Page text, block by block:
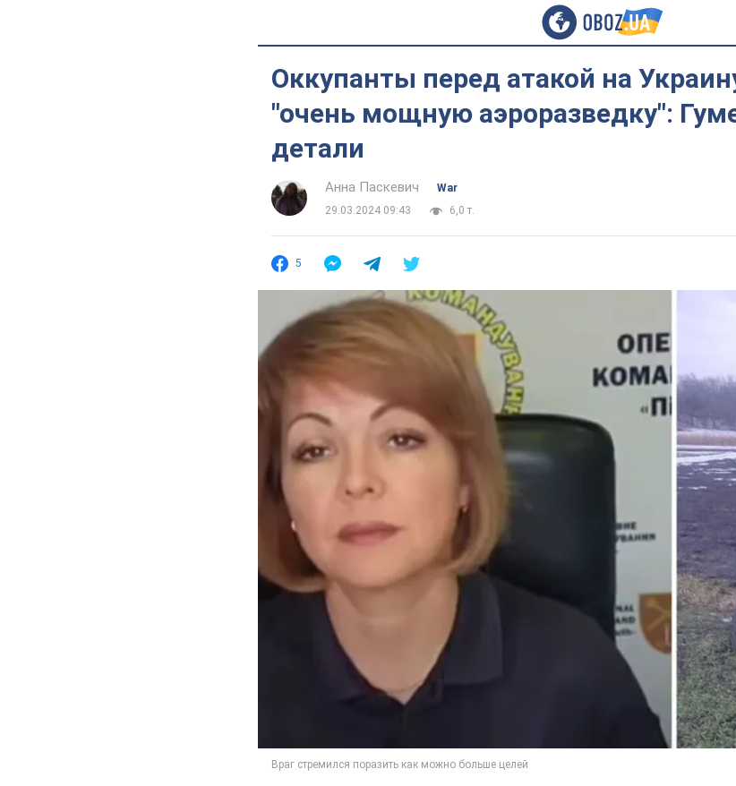
Оккупанты перед атакой на
"очень мощную аэроразведку":
детали
Анна Паскевич
War
29.03.2024 09:43
6,0 т.
5